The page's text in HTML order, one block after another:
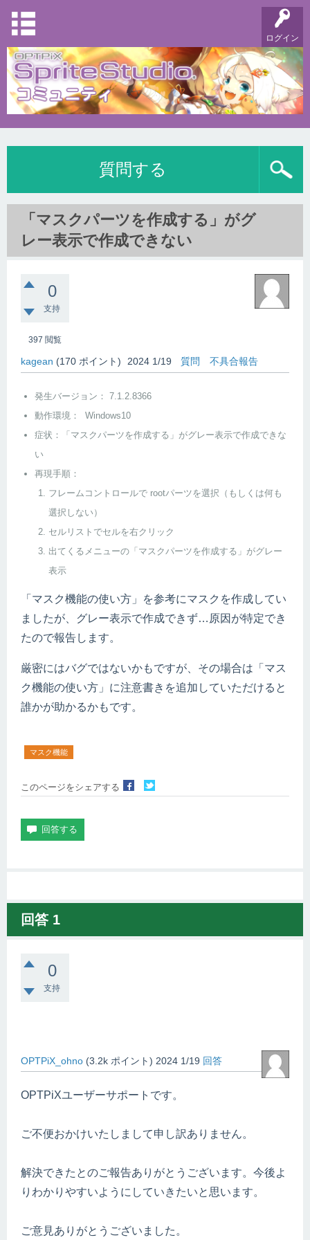
ログイン
質問する
「マスクパーツを作成する」がグ
レー表示で作成できない
0
支持
397 閲覧
kagean (170 ポイント) 2024 1/19 質問 不具合報告
発生バージョン： 7.1.2.8366
動作環境： Windows10
症状：「マスクパーツを作成する」がグレー表示で作成できな
い
再現手順：
フレームコントロールで rootパーツを選択（もしくは何も
選択しない）
セルリストでセルを右クリック
出てくるメニューの「マスクパーツを作成する」がグレー
表示
「マスク機能の使い方」を参考にマスクを作成してい
ましたが、グレー表示で作成できず…原因が特定でき
たので報告します。
厳密にはバグではないかもですが、その場合は「マス
ク機能の使い方」に注意書きを追加していただけると
誰かが助かるかもです。
マスク機能
このページをシェアする
回答 1
0
支持
OPTPiX_ohno (3.2k ポイント) 2024 1/19 回答
OPTPiXユーザーサポートです。
ご不便おかけいたしまして申し訳ありません。
解決できたとのご報告ありがとうございます。今後よ
りわかりやすいようにしていきたいと思います。
ご意見ありがとうございました。